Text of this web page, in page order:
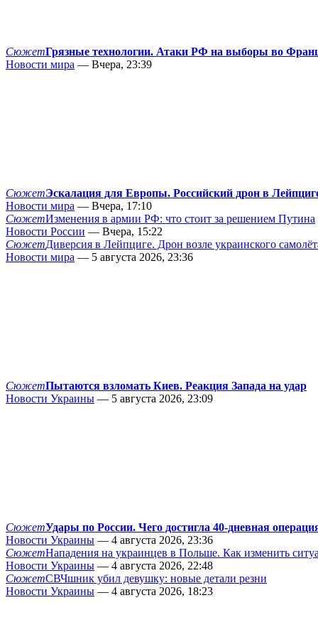
СюжетГрязные технологии. Атаки РФ на выборы во
Новости мира — Вчера, 23:39
СюжетЭскалация для Европы. Российский дрон в
Новости мира — Вчера, 17:10
СюжетИзменения в армии РФ: что стоит за решением Путина
Новости России — Вчера, 15:22
СюжетДиверсия в Лейпциге. Дрон возле украинского
Новости мира — 5 августа 2026, 23:36
СюжетПытаются взломать Киев. Реакция Запада на удар
Новости Украины — 5 августа 2026, 23:09
СюжетУдары по России. Чего достигла 40-дневная
Новости Украины — 4 августа 2026, 23:36
СюжетНападения на украинцев в Польше. Как изменить
Новости Украины — 4 августа 2026, 22:48
СюжетСВЧшник убил девушку: новые детали резни
Новости Украины — 4 августа 2026, 18:23